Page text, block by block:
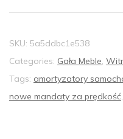
SKU: 5a5ddbc1e538
Categories: Gała Meble
Tags: amortyzatory
nowe mandaty za prędkość